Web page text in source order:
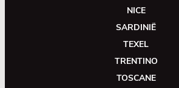
NICE
SARDINIË
TEXEL
TRENTINO
TOSCANE